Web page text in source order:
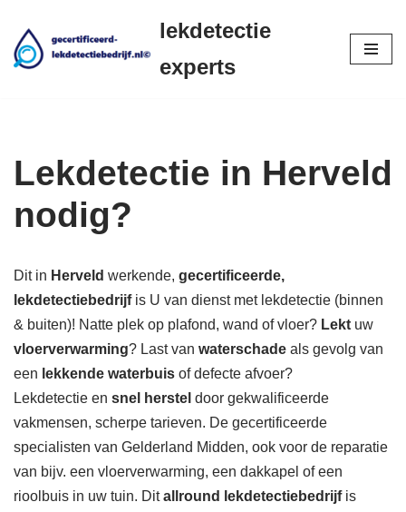
Ga
lekdetectie
experts
Lekdetectie in Herveld
nodig?
Dit in Herveld werkende, gecertificeerde,
lekdetectiebedrijf is U van dienst met lekdetectie (binnen
& buiten)! Natte plek op plafond, wand of vloer? Lekt uw
vloerverwarming? Last van waterschade als gevolg van
een lekkende waterbuis of defecte afvoer?
Lekdetectie en snel herstel door gekwalificeerde
vakmensen, scherpe tarieven. De gecertificeerde
specialisten van Gelderland Midden, ook voor de reparatie
van bijv. een vloerverwarming, een dakkapel of een
rioolbuis in uw tuin. Ditallround lekdetectiebedrijfis